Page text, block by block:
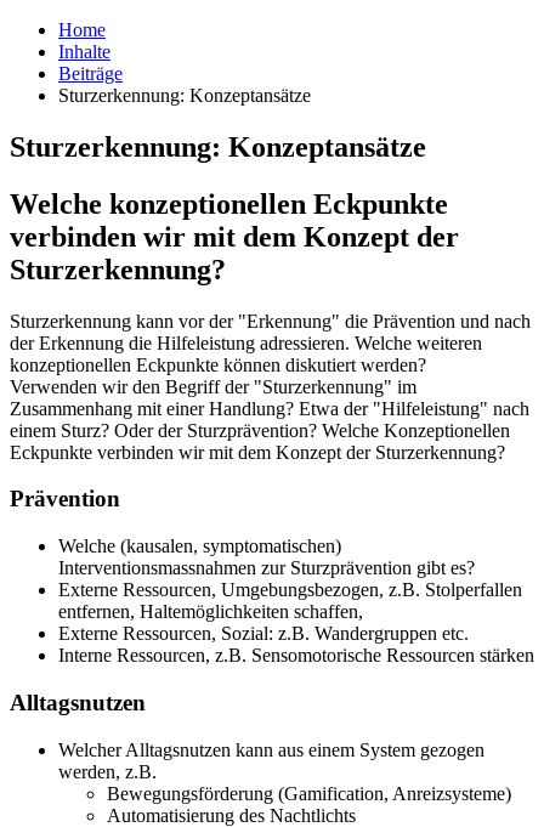
Home
Inhalte
Beiträge
Sturzerkennung: Konzeptansätze
Sturzerkennung: Konzeptansätze
Welche konzeptionellen Eckpunkte
verbinden wir mit dem Konzept der
Sturzerkennung?
Sturzerkennung kann vor der "Erkennung" die Prävention und nach
der Erkennung die Hilfeleistung adressieren. Welche weiteren
konzeptionellen Eckpunkte können diskutiert werden?
Verwenden wir den Begriff der "Sturzerkennung" im
Zusammenhang mit einer Handlung? Etwa der "Hilfeleistung" nach
einem Sturz? Oder der Sturzprävention? Welche Konzeptionellen
Eckpunkte verbinden wir mit dem Konzept der Sturzerkennung?
Prävention
Welche (kausalen, symptomatischen)
Interventionsmassnahmen zur Sturzprävention gibt es?
Externe Ressourcen, Umgebungsbezogen, z.B. Stolperfallen
entfernen, Haltemöglichkeiten schaffen,
Externe Ressourcen, Sozial: z.B. Wandergruppen etc.
Interne Ressourcen, z.B. Sensomotorische Ressourcen stärken
Alltagsnutzen
Welcher Alltagsnutzen kann aus einem System gezogen
werden, z.B.
Bewegungsförderung (Gamification, Anreizsysteme)
Automatisierung des Nachtlichts